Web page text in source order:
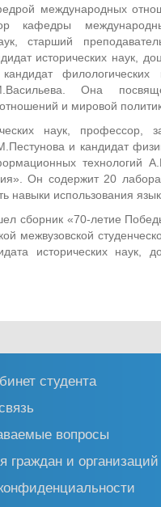
международных
кафедры
старший
исторических наук,
Она
и мировой
наук, профессор,
и кандидат
технологий
Он содержит 20
навыки использования
сборник «70-летие
межвузовской
исторических наук,
студента
вопросы
граждан и организаций